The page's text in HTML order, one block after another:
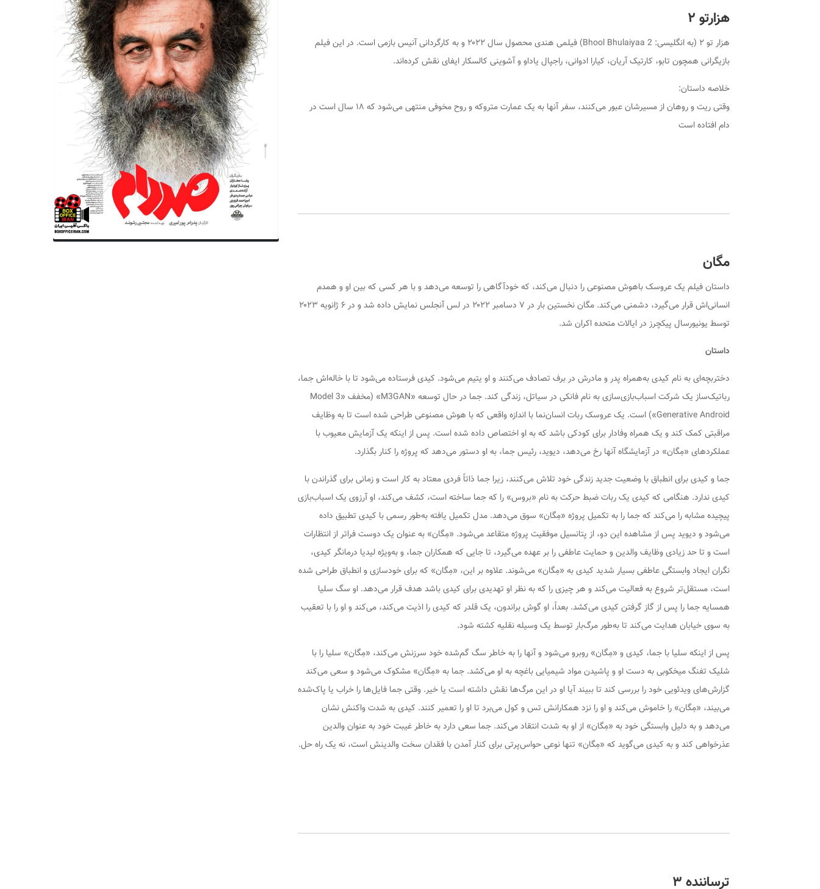
هزارتو ۲
هزار تو ۲ (به انگلیسی: Bhool Bhulaiyaa 2) فیلمی هندی محصول سال ۲۰۲۲ و به کارگردانی آنیس بازمی است. در این فیلم
بازیگرانی همچون تابو، کارتیک آریان، کیارا ادوانی، راجپال یاداو و آشوینی کالسکار ایفای نقش کرده‌اند.
خلاصه داستان:
وقتی ریت و روهان از مسیرشان عبور می‌کنند، سفر آنها به یک عمارت متروکه و روح مخوفی منتهی می‌شود که ۱۸ سال است در
دام افتاده است
مگان
داستانفیلم یک عروسک باهوش مصنوعی را دنبال می‌کند، که خودآگاهی را توسعه می‌دهد و با هر کسی که بین او و همدم
انسانی‌اش قرار می‌گیرد، دشمنی می‌کند. مگان
نخستین بار در ۷ دسامبر ۲۰۲۲ در لس آنجلس نمایش داده شد و در ۶ ژانویه ۲۰۲۳
توسط یونیورسال پیکچرز در ایالات متحده اکران شد.
داستان
دختربچه‌ای به نام کیدی به‌همراه پدر و مادرش در برف تصادف می‌کنند و او یتیم می‌شود. کیدی فرستاده می‌شود تا با خاله‌اش جما،
رباتیک‌ساز یک شرکت اسباب‌بازی‌سازی به نام فانکی در سیاتل، زندگی کند. جما در حال توسعه «M3GAN» (مخفف «Model 3
Generative Android») است. یک عروسک ربات انسان‌نما با اندازه واقعی که با هوش مصنوعی طراحی شده است تا به وظایف
مراقبتی کمک کند و یک همراه وفادار برای کودکی باشد که به او اختصاص داده شده است. پس از اینکه یک آزمایش معیوب با
عملکردهای «مِگان» در آزمایشگاه آنها رخ می‌دهد، دیوید، رئیس جما، به او دستور می‌دهد که پروژه را کنار بگذارد.
جما و کیدی برای انطباق با وضعیت جدید زندگی خود تلاش می‌کنند، زیرا جما ذاتاً فردی معتاد به کار است و زمانی برای گذراندن با
کیدی ندارد. هنگامی که کیدی یک ربات ضبط حرکت به نام «بروس» را که جما ساخته است، کشف می‌کند، او آرزوی یک اسباب‌بازی
پیچیده مشابه را می‌کند که جما را به تکمیل پروژه «مِگان» سوق می‌دهد. مدل تکمیل یافته به‌طور رسمی با کیدی تطبیق داده
می‌شود و دیوید پس از مشاهده این دو، از پتانسیل موفقیت پروژه متقاعد می‌شود. «مِگان» به عنوان یک دوست فراتر از انتظارات
است و تا حد زیادی وظایف والدین و حمایت عاطفی را بر عهده می‌گیرد، تا جایی که همکاران جما، و به‌ویژه لیدیا درمانگر کیدی،
نگران ایجاد وابستگی عاطفی بسیار شدید کیدی به «مِگان» می‌شوند. علاوه بر این، «مِگان» که برای خودسازی و انطباق طراحی شده
است، مستقل‌تر شروع به فعالیت می‌کند و هر چیزی را که به نظر او تهدیدی برای کیدی باشد هدف قرار می‌دهد. او سگ سلیا
همسایه جما را پس از گاز گرفتن کیدی می‌کشد. بعداً، او گوش براندون، یک قلدر که کیدی را اذیت می‌کند، می‌کند و او را با تعقیب
به سوی خیابان هدایت می‌کند تا به‌طور مرگ‌بار توسط یک وسیله نقلیه کشته شود.
پس از اینکه سلیا با جما، کیدی و «مِگان» روبرو می‌شود و آنها را به خاطر سگ گم‌شده خود سرزنش می‌کند، «مِگان» سلیا را با
شلیک تفنگ میخکوبی به دست او و پاشیدن مواد شیمیایی باغچه به او می‌کشد. جما به «مِگان» مشکوک می‌شود و سعی می‌کند
گزارش‌های ویدئویی خود را بررسی کند تا ببیند آیا او در این مرگ‌ها نقش داشته است یا خیر. وقتی جما فایل‌ها را خراب یا پاک‌شده
می‌بیند، «مِگان» را خاموش می‌کند و او را نزد همکارانش تس و کول می‌برد تا او را تعمیر کنند. کیدی به شدت واکنش نشان
می‌دهد و به دلیل وابستگی خود به «مِگان» از او به شدت انتقاد می‌کند. جما سعی دارد به خاطر غیبت خود به عنوان والدین
عذرخواهی کند و به کیدی می‌گوید که «مِگان» تنها نوعی حواس‌پرتی برای کنار آمدن با فقدان سخت والدینش است، نه یک راه حل.
ترساننده ۳